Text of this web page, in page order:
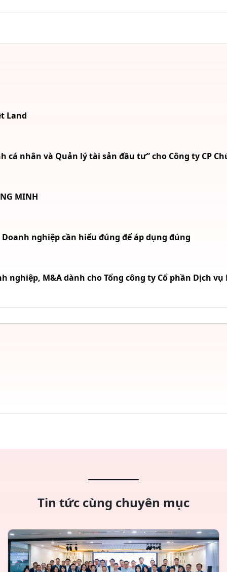
Land
nhân và Quản lý tài sản đầu tư” cho Công ty CP
MINH
nghiệp cần hiểu đúng để áp dụng đúng
nghiệp, M&A dành cho Tổng công ty Cổ phần Dịch
Tin tức cùng chuyên mục